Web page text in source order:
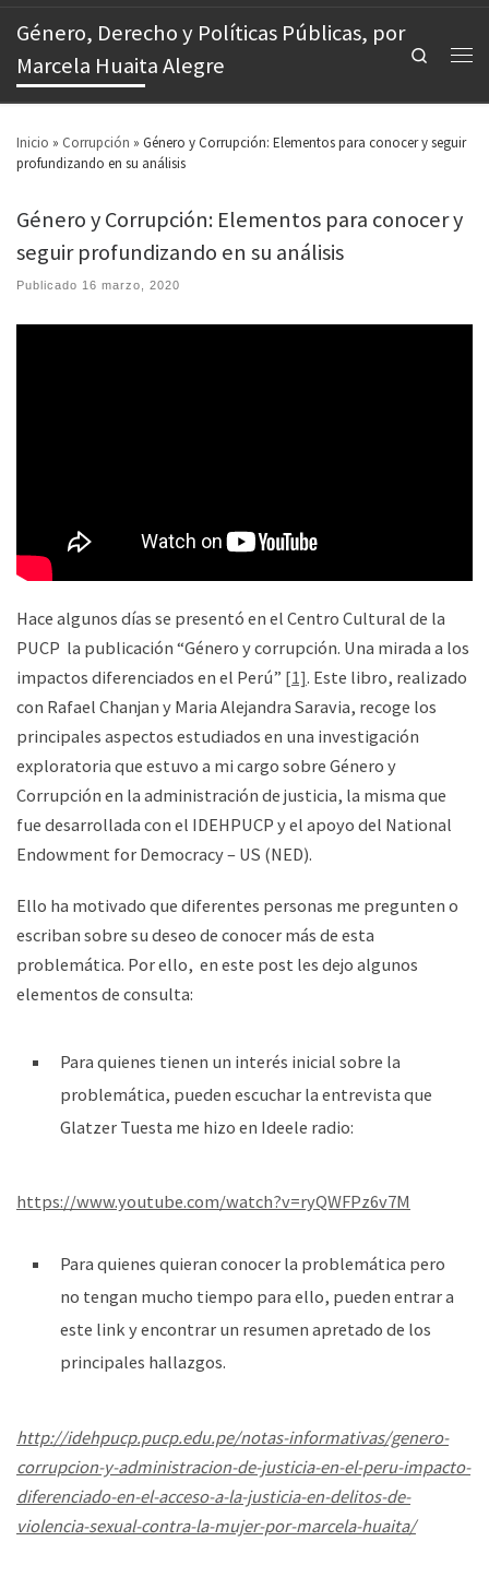
Género, Derecho y Políticas Públicas, por
Marcela Huaita Alegre
Search
Inicio » Corrupción » Género y Corrupción: Elementos para conocer y seguir
profundizando en su análisis
Género y Corrupción: Elementos para conocer y
seguir profundizando en su análisis
Publicado 16 marzo, 2020
Hace algunos días se presentó en el Centro Cultural de la
PUCP la publicación “Género y corrupción. Una mirada a los
impactos diferenciados en el Perú” [1]. Este libro, realizado
con Rafael Chanjan y Maria Alejandra Saravia, recoge los
principales aspectos estudiados en una investigación
exploratoria que estuvo a mi cargo sobre Género y
Corrupción en la administración de justicia, la misma que
fue desarrollada con el IDEHPUCP y el apoyo del National
Endowment for Democracy – US (NED).
Ello ha motivado que diferentes personas me pregunten o
escriban sobre su deseo de conocer más de esta
problemática. Por ello, en este post les dejo algunos
elementos de consulta:
Para quienes tienen un interés inicial sobre la
problemática, pueden escuchar la entrevista que
Glatzer Tuesta me hizo en Ideele radio:
https://www.youtube.com/watch?v=ryQWFPz6v7M
Para quienes quieran conocer la problemática pero
no tengan mucho tiempo para ello, pueden entrar a
este link y encontrar un resumen apretado de los
principales hallazgos.
http://idehpucp.pucp.edu.pe/notas-informativas/genero-
corrupcion-y-administracion-de-justicia-en-el-peru-impacto-
diferenciado-en-el-acceso-a-la-justicia-en-delitos-de-
violencia-sexual-contra-la-mujer-por-marcela-huaita/